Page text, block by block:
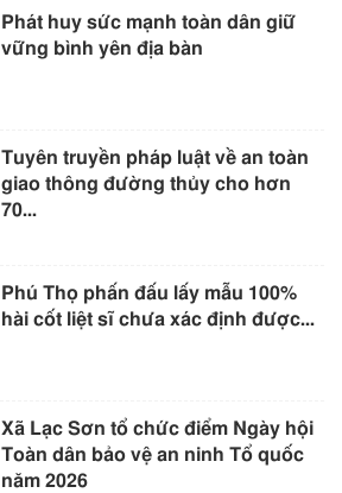
Phát huy sức mạnh toàn dân giữ
vững bình yên địa bàn
Tuyên truyền pháp luật về an toàn
giao thông đường thủy cho hơn
70...
Phú Thọ phấn đấu lấy mẫu 100%
hài cốt liệt sĩ chưa xác định được...
Xã Lạc Sơn tổ chức điểm Ngày hội
Toàn dân bảo vệ an ninh Tổ quốc
năm 2026